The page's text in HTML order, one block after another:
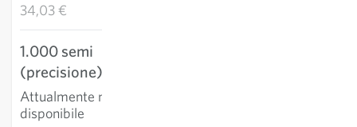
34,03 €
1.000 semi
(precisione)
Attualmente non
disponibile